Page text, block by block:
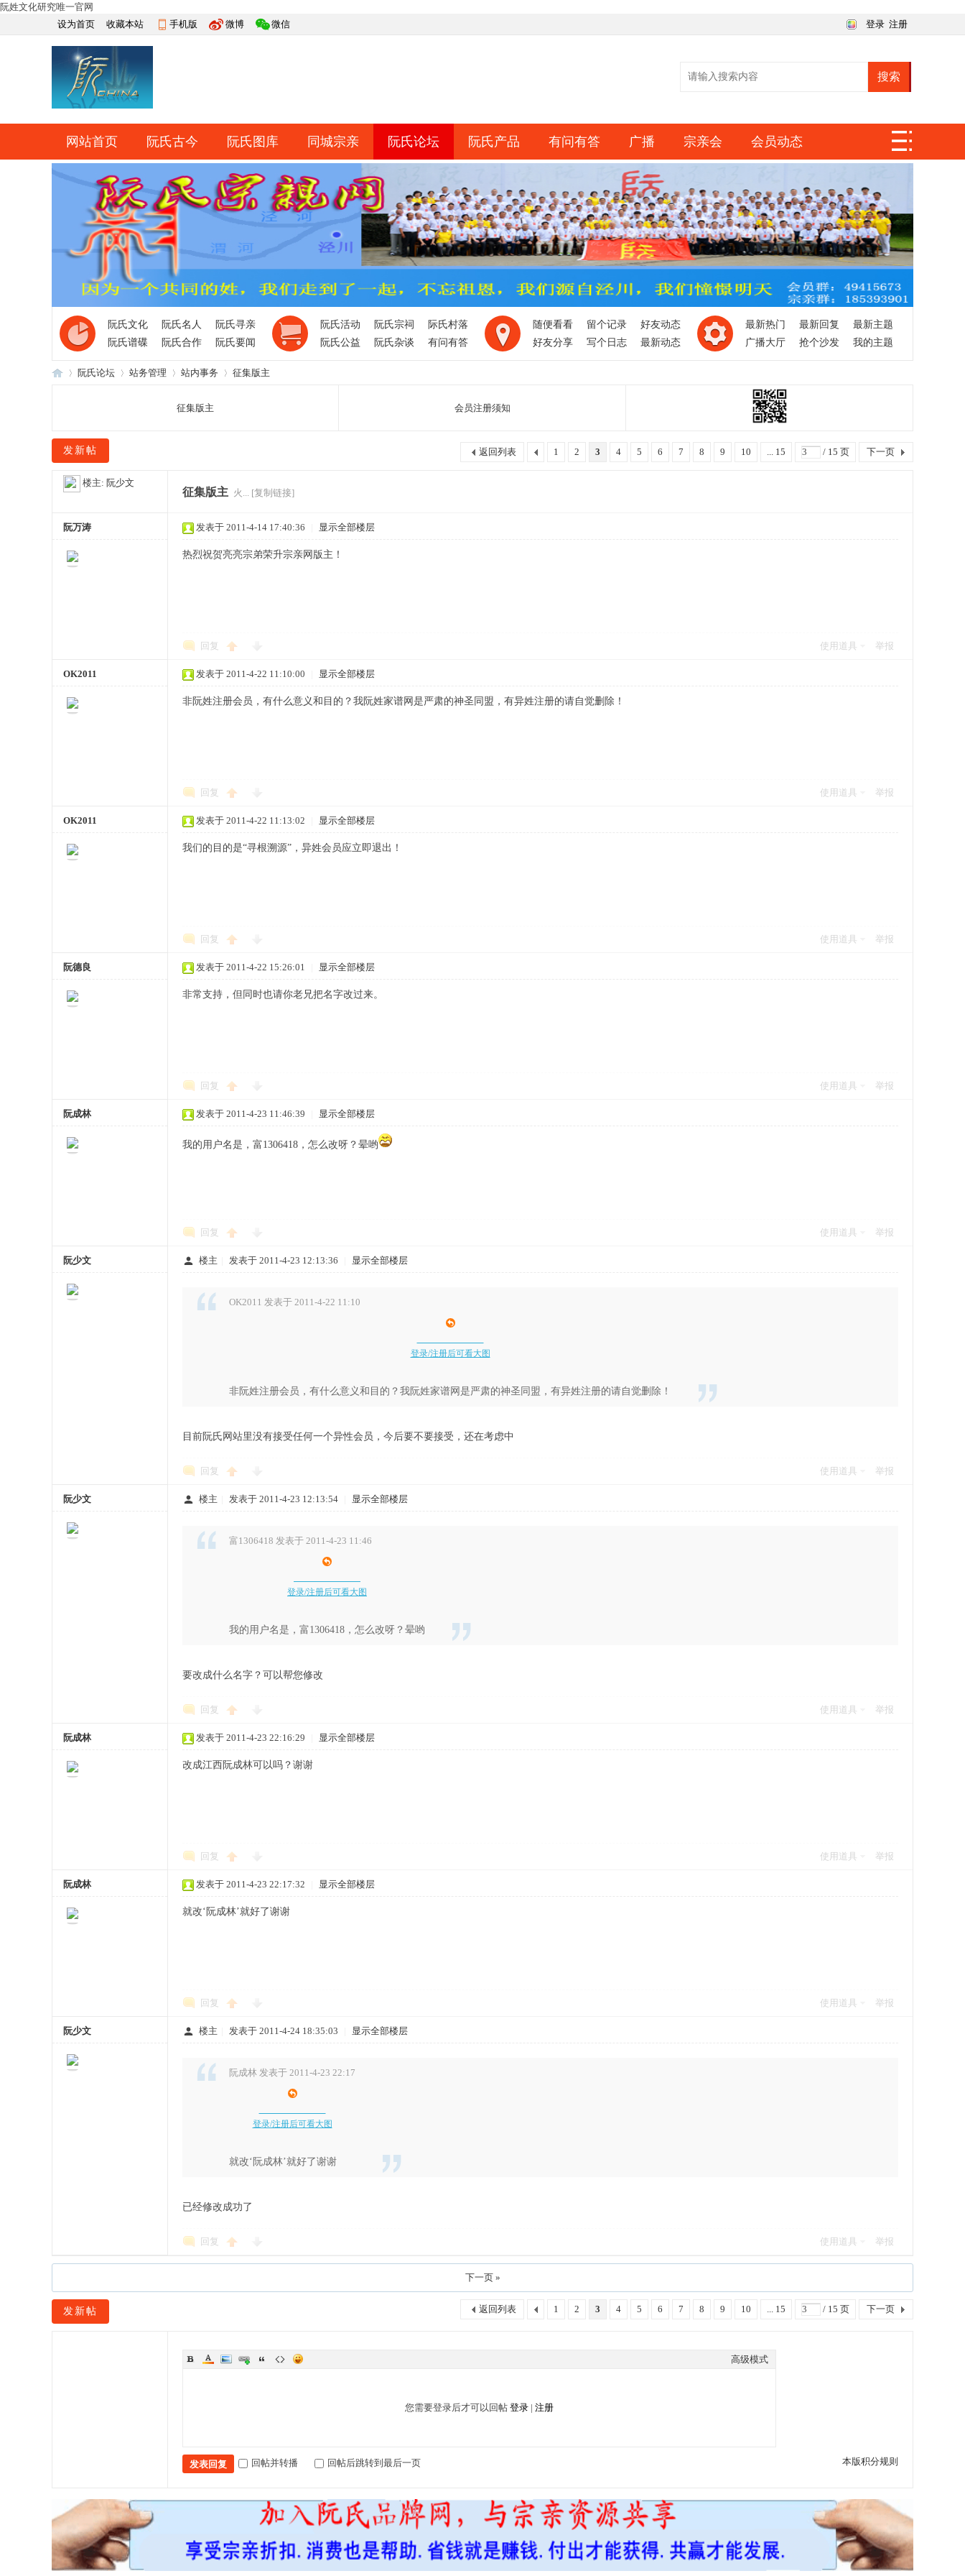
阮姓文化研究唯一官网
设为首页
收藏本站 手机版 微博 微信 登录 注册
搜索
快捷导航
网站首页 阮氏古今 阮氏图库 同城宗亲 阮氏论坛 阮氏产品 有问有答 广播 宗亲会 会员动态
网上祭祀 排行榜 导读 日志
阮氏文化 阮氏名人
阮氏寻亲
阮氏谱碟
阮氏合作 阮氏要闻
阮氏活动 阮氏宗祠
际氏村落
阮氏公益
阮氏杂谈 有问有答
随便看看 留个记录
好友动态
好友分享
写个日志 最新动态
最新热门 最新回复
最新主题
广播大厅
抢个沙发 我的主题
阮氏论坛 站务管理 站内事务 征集版主
征集版主 会员注册须知
1 2 3 4 5 6 7 8 9 10 ... 15 / 15 页 下一页
返回列表
发新帖
楼主: 阮少文
征集版主 火... [复制链接]
阮万涛 发表于 2011-4-14 17:40:36 显示全部楼层
热烈祝贺亮亮宗弟荣升宗亲网版主！
回复 使用道具 举报
OK2011 发表于 2011-4-22 11:10:00 显示全部楼层
非阮姓注册会员，有什么意义和目的？我阮姓家谱网是严肃的神圣同盟，有异姓注册的请自觉删除！
回复 使用道具 举报
OK2011 发表于 2011-4-22 11:13:02 显示全部楼层
我们的目的是“寻根溯源”，异姓会员应立即退出！
回复 使用道具 举报
阮德良 发表于 2011-4-22 15:26:01 显示全部楼层
非常支持，但同时也请你老兄把名字改过来。
回复 使用道具 举报
阮成林 发表于 2011-4-23 11:46:39 显示全部楼层
我的用户名是，富1306418，怎么改呀？晕哟
回复 使用道具 举报
阮少文 楼主 发表于 2011-4-23 12:13:36 显示全部楼层
OK2011 发表于 2011-4-22 11:10
登录/注册后可看大图
非阮姓注册会员，有什么意义和目的？我阮姓家谱网是严肃的神圣同盟，有异姓注册的请自觉删除！
目前阮氏网站里没有接受任何一个异性会员，今后要不要接受，还在考虑中
回复 使用道具 举报
阮少文 楼主 发表于 2011-4-23 12:13:54 显示全部楼层
富1306418 发表于 2011-4-23 11:46
登录/注册后可看大图
我的用户名是，富1306418，怎么改呀？晕哟
要改成什么名字？可以帮您修改
回复 使用道具 举报
阮成林 发表于 2011-4-23 22:16:29 显示全部楼层
改成江西阮成林可以吗？谢谢
回复 使用道具 举报
阮成林 发表于 2011-4-23 22:17:32 显示全部楼层
就改‘阮成林’就好了谢谢
回复 使用道具 举报
阮少文 楼主 发表于 2011-4-24 18:35:03 显示全部楼层
阮成林 发表于 2011-4-23 22:17
登录/注册后可看大图
就改‘阮成林’就好了谢谢
已经修改成功了
回复 使用道具 举报
下一页 »
1 2 3 4 5 6 7 8 9 10 ... 15 / 15 页 下一页
返回列表
发新帖
高级模式
您需要登录后才可以回帖 登录 | 注册
本版积分规则
发表回复 回帖并转播 回帖后跳转到最后一页